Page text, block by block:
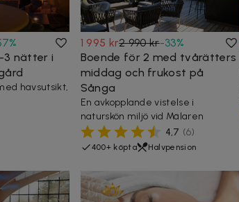
%
3 nätter i
havsutsikt,
1 995 kr2 990 kr-33%
Boende för 2 med tvårätters
middag och frukost på
Sånga
En avkopplande vistelse i
naturskön miljö vid Mälaren
4,7 (6)
400+ köpta Halvpension